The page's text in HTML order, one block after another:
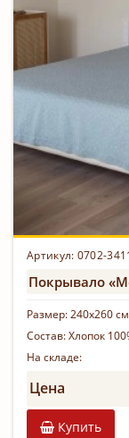
Артикул: 0702-
Покрывало
Размер:240х260 см
Состав:Хлопок
На складе:
Цена
Купить